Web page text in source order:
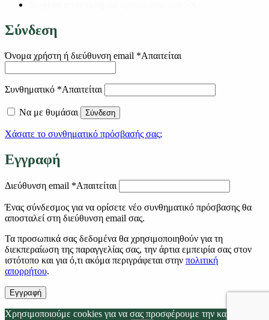
Σύνδεση
Όνομα χρήστη ή διεύθυνση email *Απαιτείται
Συνθηματικό *Απαιτείται
Να με θυμάσαι Σύνδεση
Χάσατε το συνθηματικό πρόσβασής σας;
Εγγραφή
Διεύθυνση email *Απαιτείται
Ένας σύνδεσμος για να ορίσετε νέο συνθηματικό πρόσβασης θα
αποσταλεί στη διεύθυνση email σας.
Τα προσωπικά σας δεδομένα θα χρησιμοποιηθούν για τη
διεκπεραίωση της παραγγελίας σας, την άρτια εμπειρία σας στον
ιστότοπο και για ό,τι ακόμα περιγράφεται στην πολιτική
απορρήτου.
Εγγραφή
Χρησιμοποιούμε cookies για να σας προσφέρουμε την καλύτερη